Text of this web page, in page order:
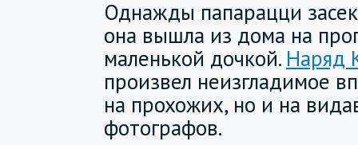
Однажды папарацци
она вышла из дома на
маленькой дочкой. Наряд
произвел неизгладимое
на прохожих, но и на
фотографов.